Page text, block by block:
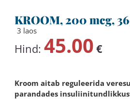
KROOM, 200 mcg,
3 laos
Hind: 45.00 €
Kroom aitab reguleerida
parandades